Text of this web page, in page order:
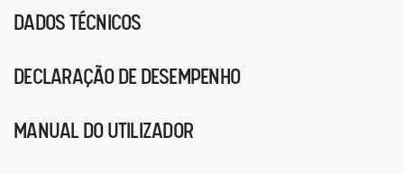
DADOS TÉCNICOS
DECLARAÇÃO DE DESEMPENHO
MANUAL DO UTILIZADOR